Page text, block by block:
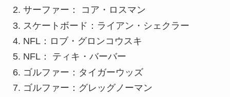
サーファー： コア・ロスマン
スケートボード：ライアン・シェクラー
NFL：ロブ・グロンコウスキ
NFL： ティキ・バーバー
ゴルファー：タイガーウッズ
ゴルファー：グレッグノーマン